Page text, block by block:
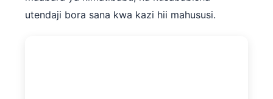
utendaji bora sana kwa kazi hii mahususi.
Tagalog
ไทย